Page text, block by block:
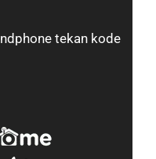
tekan kode